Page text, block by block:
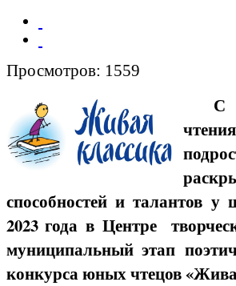
Просмотров: 1559
С
способностей и талантов
2023 года в Центре
муниципальный этап
конкурса юных чтецов